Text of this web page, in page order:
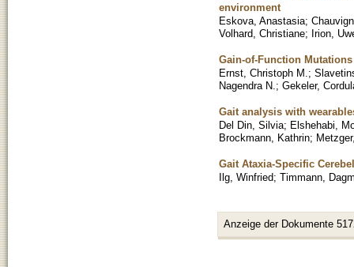
environment
Eskova, Anastasia;
Volhard, Christiane; Irion,
Gain-of-Function
Ernst, Christoph M. ;
Nagendra N. ; Gekeler,
Gait analysis with
Del Din, Silvia; Elshehabi,
Brockmann, Kathrin;
Gait Ataxia-Specific
Ilg, Winfried; Timmann,
Anzeige der Dokumente